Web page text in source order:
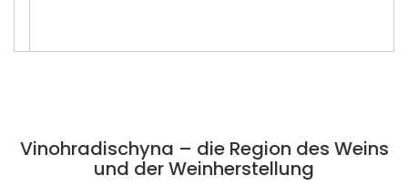
Vinohradischyna – die Region des Weins
und der Weinherstellung